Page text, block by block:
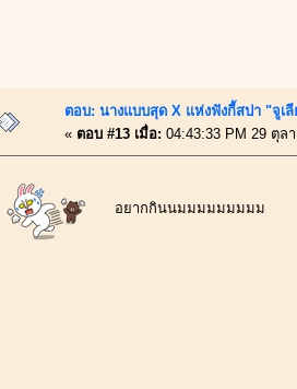
ตอบ: นางแบบสุด X แห่งฟังกี้สปา "จูเ
« ตอบ #13 เมื่อ: 04:43:33 PM 29 ตุล
อยากกินนมมมมมมมมม